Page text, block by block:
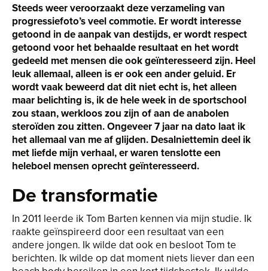
Steeds weer veroorzaakt deze verzameling van
progressiefoto’s veel commotie. Er wordt interesse
getoond in de aanpak van destijds, er wordt respect
getoond voor het behaalde resultaat en het wordt
gedeeld met mensen die ook geïnteresseerd zijn. Heel
leuk allemaal, alleen is er ook een ander geluid. Er
wordt vaak beweerd dat dit niet echt is, het alleen
maar belichting is, ik de hele week in de sportschool
zou staan, werkloos zou zijn of aan de anabolen
steroïden zou zitten. Ongeveer 7 jaar na dato laat ik
het allemaal van me af glijden. Desalniettemin deel ik
met liefde mijn verhaal, er waren tenslotte een
heleboel mensen oprecht geïnteresseerd.
De transformatie
In 2011 leerde ik Tom Barten kennen via mijn studie. Ik
raakte geïnspireerd door een resultaat van een
andere jongen. Ik wilde dat ook en besloot Tom te
berichten. Ik wilde op dat moment niets liever dan een